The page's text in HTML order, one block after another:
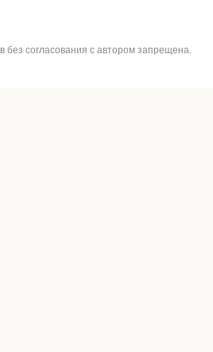
согласования с автором запрещена.